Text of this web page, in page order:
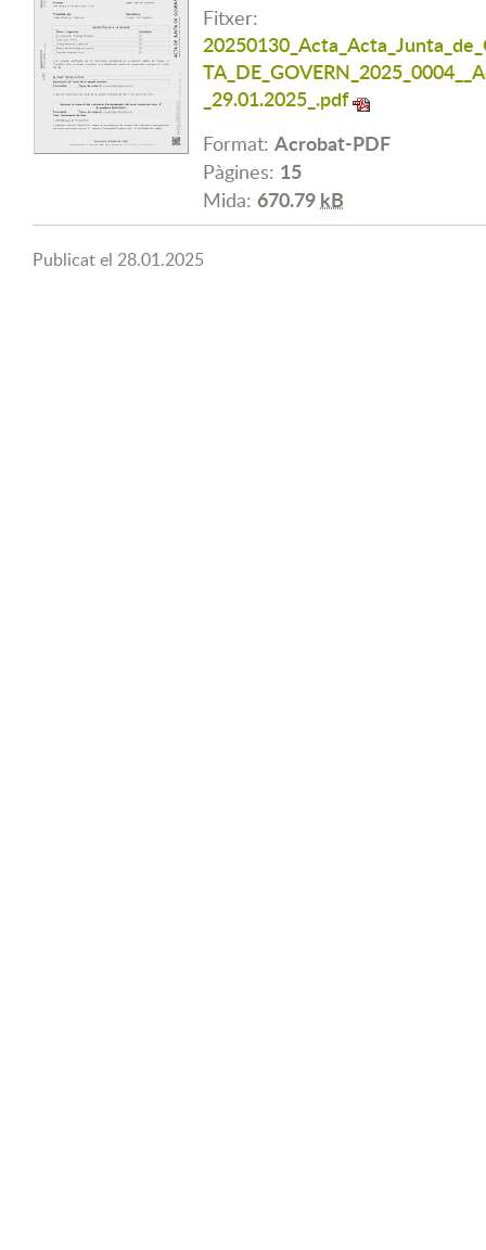
Fitxer:
_29.01.2025_.pdf
Format: Acrobat-PDF
Pàgines: 15
Mida: 670.79kB
Publicat el 28.01.2025